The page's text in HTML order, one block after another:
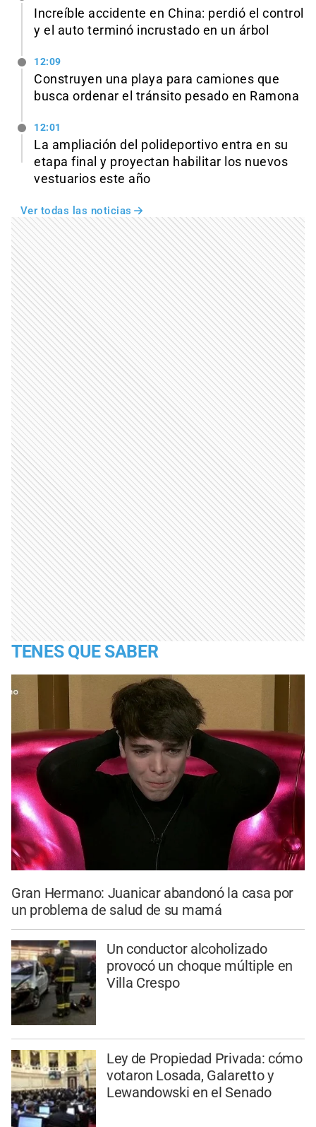
Increíble accidente en China: perdió el control
y el auto terminó incrustado en un árbol
12:09
Construyen una playa para camiones que
busca ordenar el tránsito pesado en Ramona
12:01
La ampliación del polideportivo entra en su
etapa final y proyectan habilitar los nuevos
vestuarios este año
Ver todas las noticias
TENES QUE SABER
Gran Hermano: Juanicar abandonó la casa por
un problema de salud de su mamá
Un conductor alcoholizado
provocó un choque múltiple en
Villa Crespo
Ley de Propiedad Privada: cómo
votaron Losada, Galaretto y
Lewandowski en el Senado